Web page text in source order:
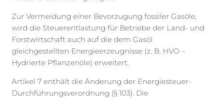
Zur Vermeidung einer Bevorzugung fossiler Gasöle,
wird die Steuerentlastung für Betriebe der Land- und
Forstwirtschaft auch auf die dem Gasöl
gleichgestellten Energieerzeugnisse (z. B. HVO –
Hydrierte Pflanzenöle) erweitert.
Artikel 7 enthält die Änderung der Energiesteuer-
Durchführungsverordnung (§ 103). Die